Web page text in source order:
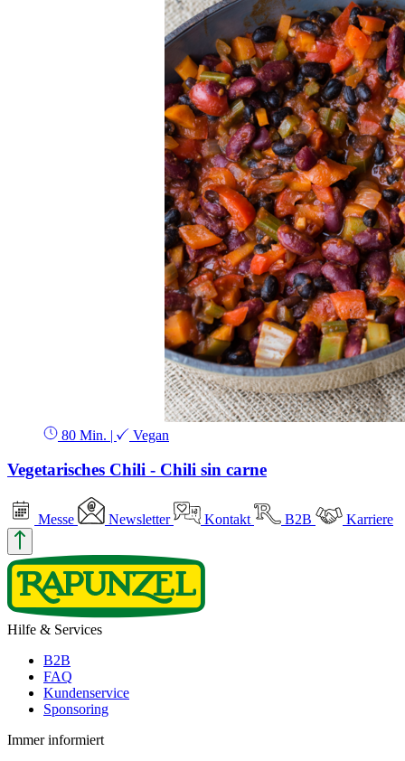
80 Min. | Vegan
Vegetarisches Chili - Chili sin carne
Messe Newsletter Kontakt B2B Karriere
Hilfe & Services
B2B
FAQ
Kundenservice
Sponsoring
Immer informiert